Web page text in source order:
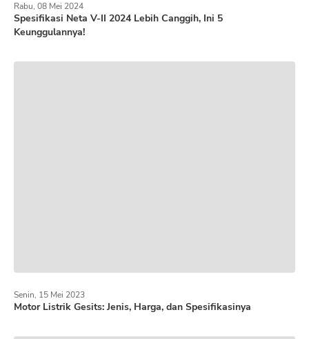
Spesifikasi Neta V-II 2024 Lebih Canggih, Ini 5
Keunggulannya!
Rabu, 08 Mei 2024
Motor Listrik Gesits: Jenis, Harga, dan Spesifikasinya
Senin, 15 Mei 2023